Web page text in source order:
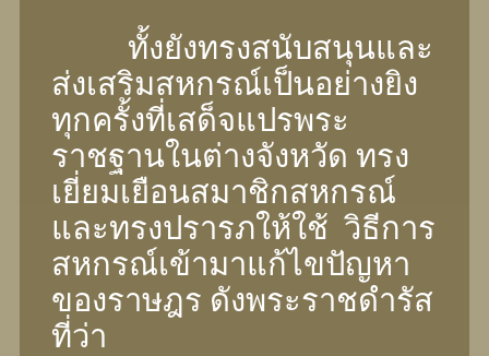
ทั้งยังทรงสนับสนุนและ
ส่งเสริมสหกรณ์เป็นอย่างยิง
ทุกครั้งที่เสด็จแปรพระ
ราชฐานในต่างจังหวัด ทรง
เยี่ยมเยือนสมาชิกสหกรณ์
และทรงปรารภให้ใช้ วิธีการ
สหกรณ์เข้ามาแก้ไขปัญหา
ของราษฎร ดังพระราชดํารัส
ที่ว่า